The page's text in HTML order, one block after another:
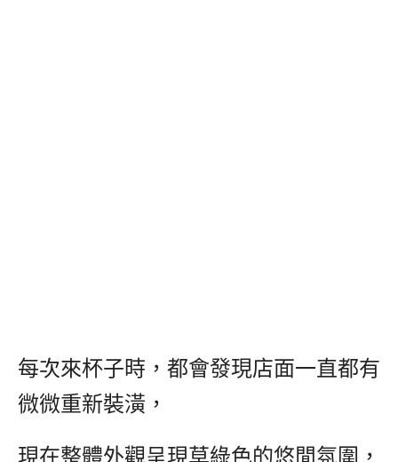
每次來杯子時，都會發現店面一直都有
微微重新裝潢，
現在整體外觀呈現草綠色的悠閒氛圍，